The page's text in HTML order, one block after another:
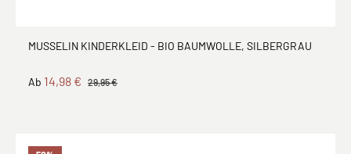
MUSSELIN KINDERKLEID - BIO BAUMWOLLE, SILBERGRAU
Ab 14,98 € 29,95 €